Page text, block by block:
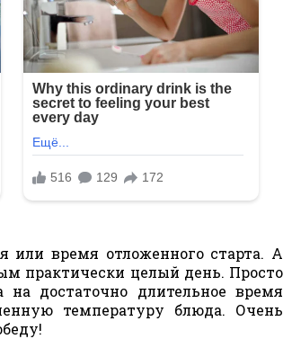
время отложенного старта. А
практически целый день. Просто
достаточно длительное время
температуру блюда. Очень